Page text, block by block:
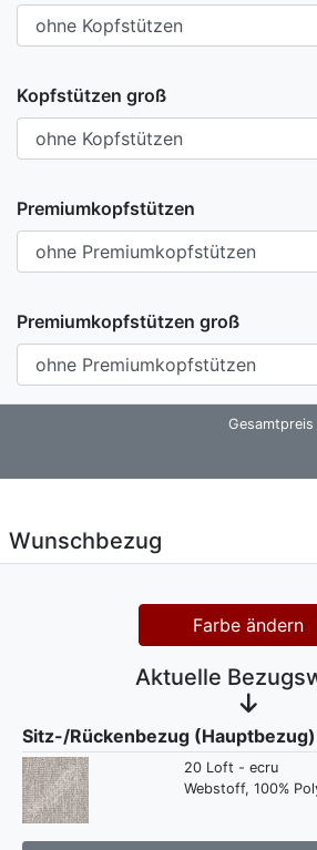
Kopfstützen groß
Premiumkopfstützen
Premiumkopfstützen groß
Wunschbezug
Farbe ändern
Aktuelle
Sitz-/Rückenbezug (Hauptbezug)
20 Loft - ecru
Webstoff, 100%